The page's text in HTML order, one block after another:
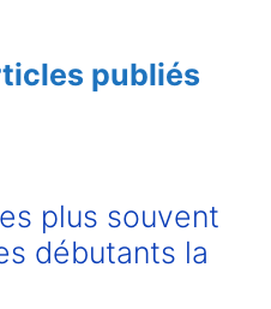
publiés
plus souvent
débutants la